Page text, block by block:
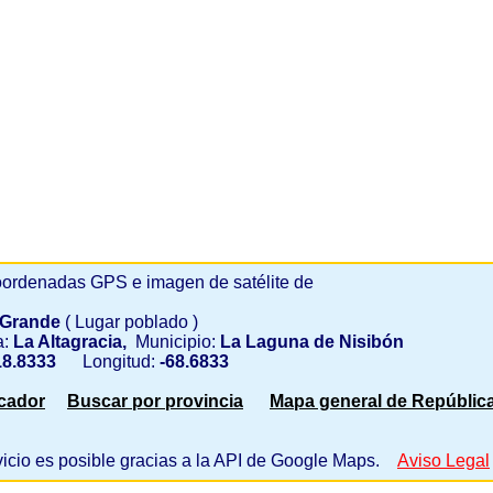
GPS e imagen de satélite de
( Lugar poblado )
La Altagracia, Municipio: La Laguna de Nisibón
Longitud: -68.6833
Buscar por provincia Mapa general de
es posible gracias a la API de Google Maps. Aviso Legal